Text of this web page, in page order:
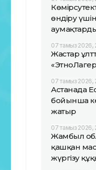
өндіру
07 тамыз 2026,
Жастар
07 тамыз 2026,
Астанада
бойынша
жатыр
07 тамыз 2026,
Жамбыл
қашқан мас
жүргізу